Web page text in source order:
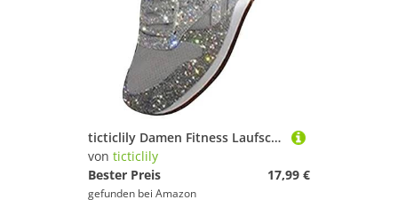
ticticlily Damen Fitness Laufschuhe Atmungsaktive laufende Turnschuhe Sportschuhe Schnüren Hallenschuhe Running Sneaker Silber 39 EU
von ticticlily
Bester Preis
17,99 €
gefunden bei Amazon